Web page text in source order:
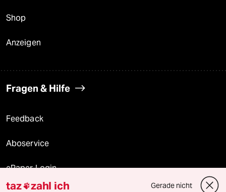
Shop
Anzeigen
Fragen & Hilfe
Feedback
Aboservice
ePaper Login
taz zahl ich Gerade nicht